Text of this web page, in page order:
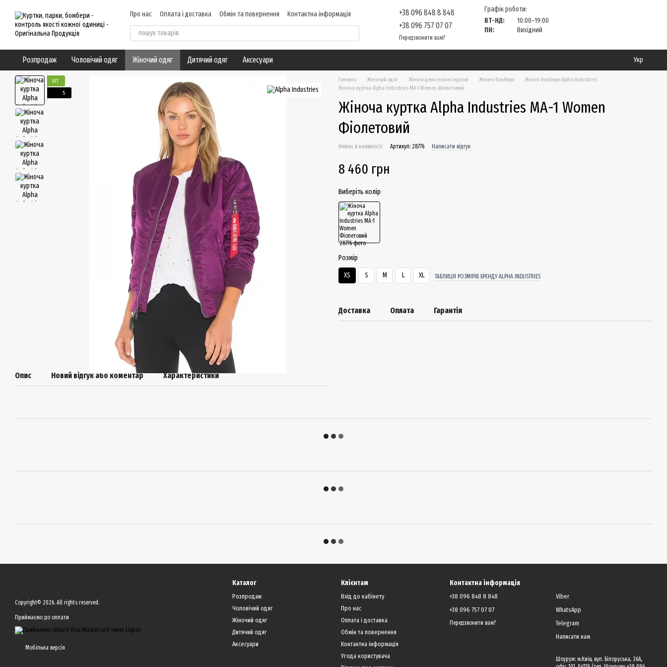
Про нас Оплата і доставка Обмін та повернення
Контактна інформація
Угода користувача
Відгуки про магазин Блог
+38 096 848 8 848
+38 096 757 07 07
Передзвонити вам?
Графік роботи:
ВТ-НД:
10:00–19:00
ПН:
Вихідний
Розпродаж Чоловічий одяг Жіночий одяг Дитячий одяг Аксесуари Укр
ХІТ
5
Опис Новий відгук або коментар Характеристики
Головна Жіночий одяг Жіночі демісезонні куртки Жіночі бомбери
Жіночі бомбери Alpha Industries
Жіноча куртка Alpha Industries MA-1 Women Фіолетовий
Жіноча куртка Alpha Industries MA-1 Women
Фіолетовий
Немає в наявності Артикул: 28776 Написати відгук
8 460 грн
Виберіть колір
Розмір
XS S M L XL ТАБЛИЦЯ РОЗМІРІВ БРЕНДУ ALPHA INDUSTRIES
Доставка Оплата Гарантія
Copyright© 2026. All rights reserved.
Приймаємо до оплати
Мобільна версія
Каталог
Розпродаж
Чоловічий одяг
Жіночий одяг
Дитячий одяг
Аксесуари
Клієнтам
Вхід до кабінету
Про нас
Оплата і доставка
Обмін та повернення
Контактна інформація
Угода користувача
Контактна інформація
+38 096 848 8 848
+38 096 757 07 07
Передзвонити вам?
Viber
WhatsApp
Telegram
Написати нам
Шоурум: м.Київ, вул. Білоруська, 36А,